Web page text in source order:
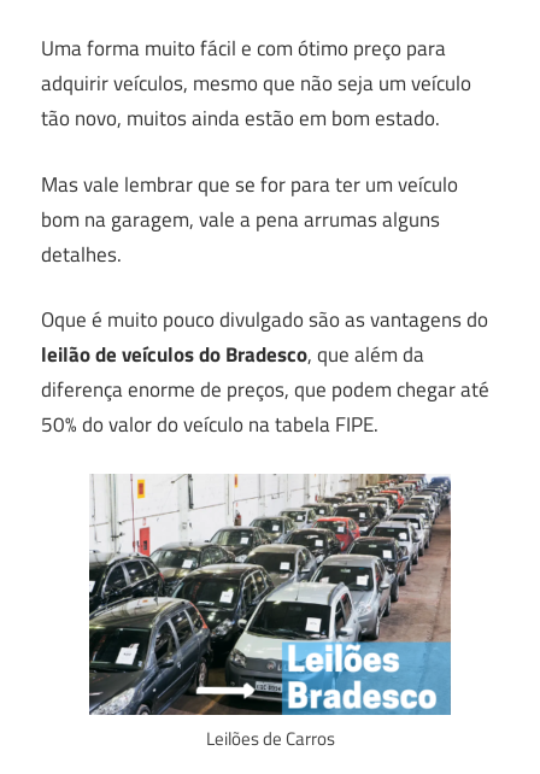
Uma forma muito fácil e com ótimo preço para
adquirir veículos, mesmo que não seja um veículo
tão novo, muitos ainda estão em bom estado.
Mas vale lembrar que se for para ter um veículo
bom na garagem, vale a pena arrumas alguns
detalhes.
Oque é muito pouco divulgado são as vantagens do
leilão de veículos do Bradesco, que além da
diferença enorme de preços, que podem chegar até
50% do valor do veículo na tabela FIPE.
Leilões de Carros